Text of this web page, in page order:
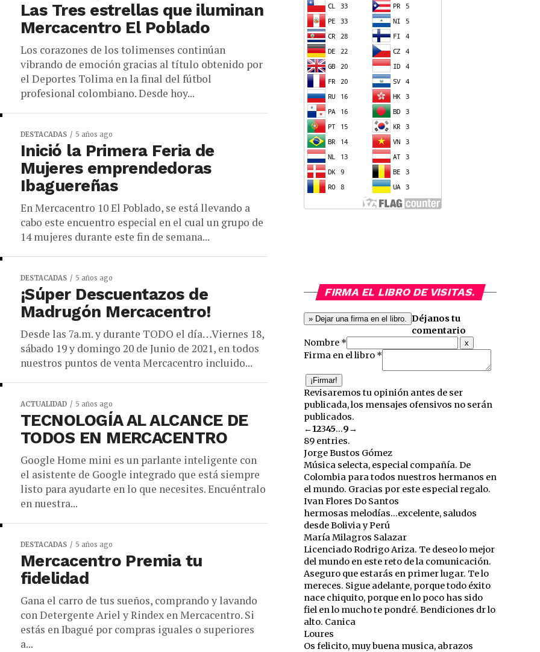
Las Tres estrellas que iluminan
Mercacentro El Poblado
Los corazones de los tolimenses continúan
vibrando de emoción gracias al título obtenido por
el Deportes Tolima en la final del fútbol
profesional colombiano. Desde hoy...
DESTACADAS 5 años ago
Inició la Primera Feria de
Mujeres emprendedoras
Ibaguereñas
En Mercacentro 10 El Poblado, se está llevando a
cabo este encuentro especial en el cual un grupo de
14 mujeres durante este fin de semana...
DESTACADAS 5 años ago
¡Súper Descuentazos de
Madrugón Mercacentro!
Desde las 7a.m. y durante TODO el día…Viernes 18,
sábado 19 y domingo 20 de Junio de 2021, en todos
nuestros puntos de venta Mercacentro incluido...
ACTUALIDAD 5 años ago
TECNOLOGÍA AL ALCANCE DE
TODOS EN MERCACENTRO
Google Home mini es un parlante inteligente con
el asistente de Google integrado que está siempre
listo para ayudarte en lo que necesites. Encuéntralo
en nuestra...
DESTACADAS 5 años ago
Mercacentro Premia tu
fidelidad
Gana el carro de tus sueños, comprando y lavando
con Detergente Ariel y Rindex en Mercacentro. Si
estás en Ibagué por compras iguales o superiores
a...
FIRMA EL LIBRO DE VISITAS.
Déjanos tu
comentario
x
this
Nombre *
Firma en el libro *
Revisaremos tu opinión antes de ser
publicada, los mensajes ofensivos no serán
publicados.
Guestbook
list
navigation
←12345...9→
89 entries.
Jorge Bustos Gómez
Música selecta, especial compañía. De
Colombia para todos nuestros hermanos en
el mundo. Gracias por este especial regalo.
Ivan Flores Do Santos
hermosas melodías...excelente, saludos
desde Bolivia y Perú
María Milagros Salazar
Licenciado Rodrigo Ariza. Te deseo lo mejor
del mundo en este reto de la comunicación.
Aseguro que estarás en primer lugar. Te lo
mereces. Sigue adelante, porque todo éxito
nace chiquito, porque en lo poco has sido
fiel en lo mucho te pondré. Bendiciones dr lo
alto. Canica
Loures
Os felicito, muy buena musica, abrazos